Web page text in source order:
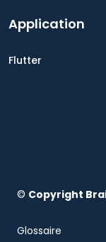
Application
Flutter
© Copyright
Glossaire